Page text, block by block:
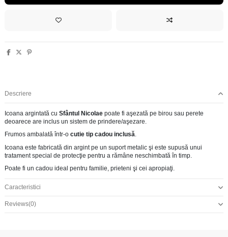
Descriere
Icoana argintată cu Sfântul Nicolae poate fi aşezată pe birou sau perete
deoarece are inclus un sistem de prindere/aşezare.
Frumos ambalată într-o cutie tip cadou inclusă.
Icoana este fabricată din argint pe un suport metalic şi este supusă unui
tratament special de protecţie pentru a rămâne neschimbată în timp.
Poate fi un cadou ideal pentru familie, prieteni şi cei apropiaţi.
Caracteristici
Reviews(0)